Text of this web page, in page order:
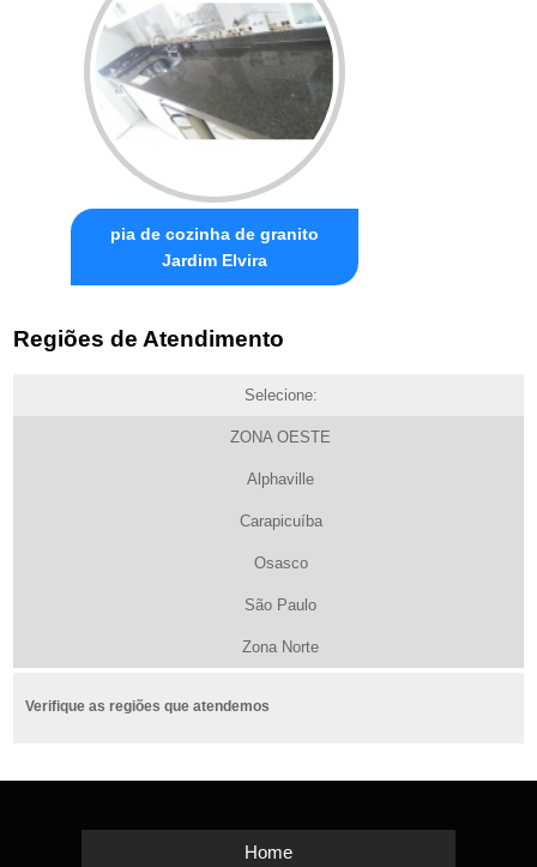
pia de cozinha de granito
Jardim Elvira
Regiões de Atendimento
Selecione:
ZONA OESTE
Alphaville
Carapicuíba
Osasco
São Paulo
Zona Norte
Verifique as regiões que atendemos
Home